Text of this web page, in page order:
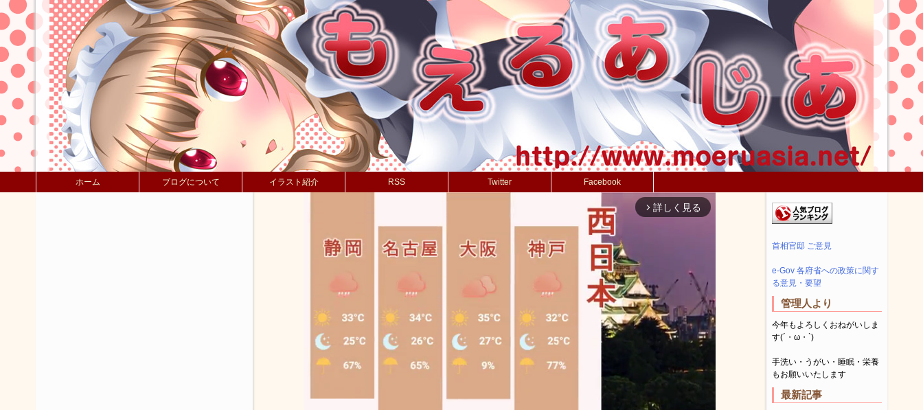
ホーム ブログについて イラスト紹介 RSS Twitter Facebook
arrow_forward_ios 詳しく見る
首相官邸 ご意見
e-Gov 各府省への政策に関す
る意見・要望
管理人より
今年もよろしくおねがいしま
す(´・ω・`)
手洗い・うがい・睡眠・栄養
もお願いいたします
最新記事